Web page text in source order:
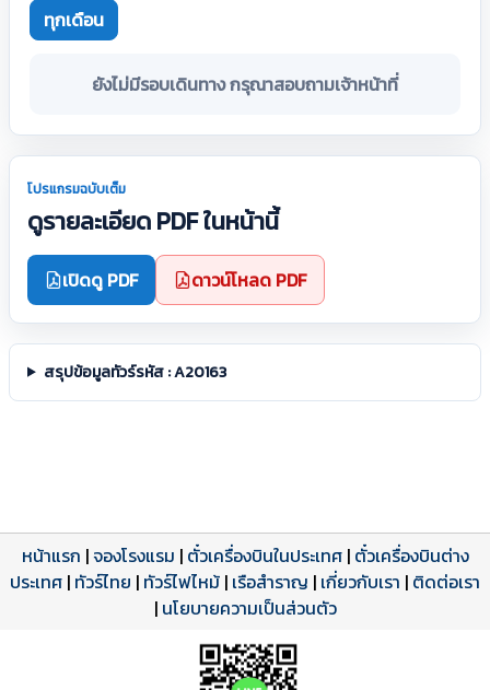
ทุกเดือน
ยังไม่มีรอบเดินทาง กรุณาสอบถามเจ้าหน้าที่
โปรแกรมฉบับเต็ม
ดูรายละเอียด PDF ในหน้านี้
เปิดดู PDF ดาวน์โหลด PDF
สรุปข้อมูลทัวร์รหัส : A20163
โปรแกรมทัวร์
ดาวน์โหลด PDF
รีวิวลูกค้าจริง
รีวิวจาก eTravelWay
เปิดหน้าเต็ม
ใบอนุญาตนำเที่ยว
เลขที่ 11/11450
เปิดหน้าเต็ม
หน้าแรก |จองโรงแรม | ตั๋วเครื่องบินในประเทศ| ตั๋วเครื่องบินต่าง
ประเทศ | ทัวร์ไทย | ทัวร์ไฟไหม้ | เรือสำราญ | เกี่ยวกับเรา | ติดต่อเรา
| นโยบายความเป็นส่วนตัว